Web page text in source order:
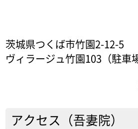
茨城県つくば市竹園2-12-5
ヴィラージュ竹園103（駐車
アクセス（吾妻院）